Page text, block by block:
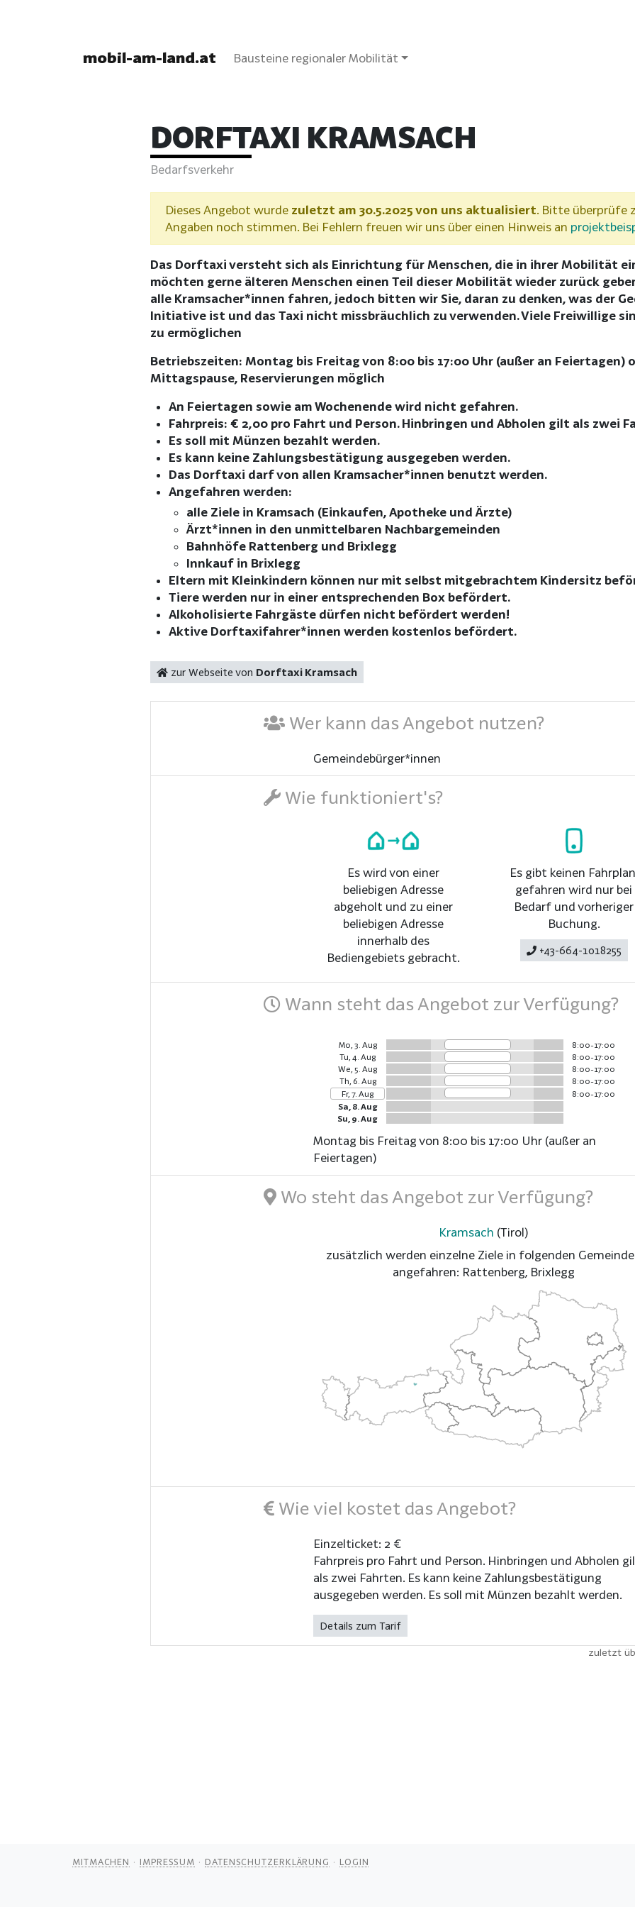
mobil-am-land.at Bausteine regionaler Mobilität
DORFTAXI KRAMSACH
Bedarfsverkehr
Dieses Angebot wurde zuletzt am 30.5.2025 von uns aktualisiert. Bitte überprüfe
Angaben noch stimmen. Bei Fehlern freuen wir uns über einen Hinweis an
Das Dorftaxi versteht sich als Einrichtung für Menschen, die in ihrer Mobilität
möchten gerne älteren Menschen einen Teil dieser Mobilität wieder zurück
alle Kramsacher*innen fahren, jedoch bitten wir Sie, daran zu denken, was der
Initiative ist und das Taxi nicht missbräuchlich zu verwenden. Viele Freiwillige
zu ermöglichen
Betriebszeiten: Montag bis Freitag von 8:00 bis 17:00 Uhr (außer an Feiertagen)
Mittagspause, Reservierungen möglich
An Feiertagen sowie am Wochenende wird nicht gefahren.
Fahrpreis: € 2,00 pro Fahrt und Person. Hinbringen und Abholen gilt als zwei
Es soll mit Münzen bezahlt werden.
Es kann keine Zahlungsbestätigung ausgegeben werden.
Das Dorftaxi darf von allen Kramsacher*innen benutzt werden.
Angefahren werden:
alle Ziele in Kramsach (Einkaufen, Apotheke und Ärzte)
Ärzt*innen in den unmittelbaren Nachbargemeinden
Bahnhöfe Rattenberg und Brixlegg
Innkauf in Brixlegg
Eltern mit Kleinkindern können nur mit selbst mitgebrachtem Kindersitz
Tiere werden nur in einer entsprechenden Box befördert.
Alkoholisierte Fahrgäste dürfen nicht befördert werden!
Aktive Dorftaxifahrer*innen werden kostenlos befördert.
zur Webseite von Dorftaxi Kramsach
Wer kann das Angebot nutzen?
Gemeindebürger*innen
Wie funktioniert's?
Es wird von einer
beliebigen Adresse
abgeholt und zu einer
beliebigen Adresse
innerhalb des
Bediengebiets gebracht.
Es gibt keinen
gefahren wird nur bei
Bedarf und vorheriger
Buchung.
+43-664-1018255
Wann steht das Angebot zur Verfügung?
Mo, 3. Aug
8:00-17:00
Tu, 4. Aug
8:00-17:00
We, 5. Aug
8:00-17:00
Th, 6. Aug
8:00-17:00
Fr, 7. Aug
8:00-17:00
Sa, 8. Aug
Su, 9. Aug
Montag bis Freitag von 8:00 bis 17:00 Uhr (außer an
Feiertagen)
Wo steht das Angebot zur Verfügung?
Kramsach (Tirol)
zusätzlich werden einzelne Ziele in folgenden
angefahren: Rattenberg, Brixlegg
Wie viel kostet das Angebot?
Einzelticket: 2 €
Fahrpreis pro Fahrt und Person. Hinbringen und Abholen
als zwei Fahrten. Es kann keine Zahlungsbestätigung
ausgegeben werden. Es soll mit Münzen bezahlt werden.
Details zum Tarif
zuletzt
MITMACHEN IMPRESSUM DATENSCHUTZERKLÄRUNG LOGIN